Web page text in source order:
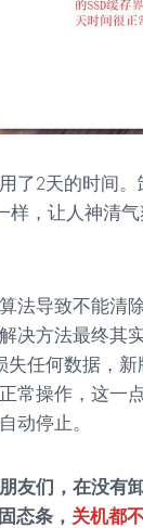
了2天的时间
样，让人神清
法导致不能清
决方法最终其
任何数据，
常操作，这一
动停止。
友们，在没有
态条， 关机都